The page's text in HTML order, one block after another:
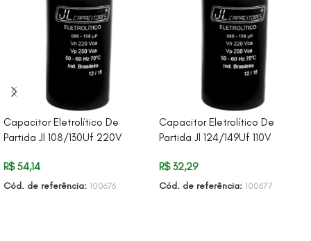
Capacitor Eletrolítico De
Partida Jl 108/130Uf 220V
R$54,14
Cód. de referência: 100676
Capacitor Eletrolítico De
Partida Jl 124/149Uf 110V
R$32,29
Cód. de referência: 100677